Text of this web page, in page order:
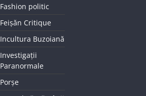
Fashion politic
Feișăn Critique
Incultura Buzoiană
Investigații
Paranormale
Porșe